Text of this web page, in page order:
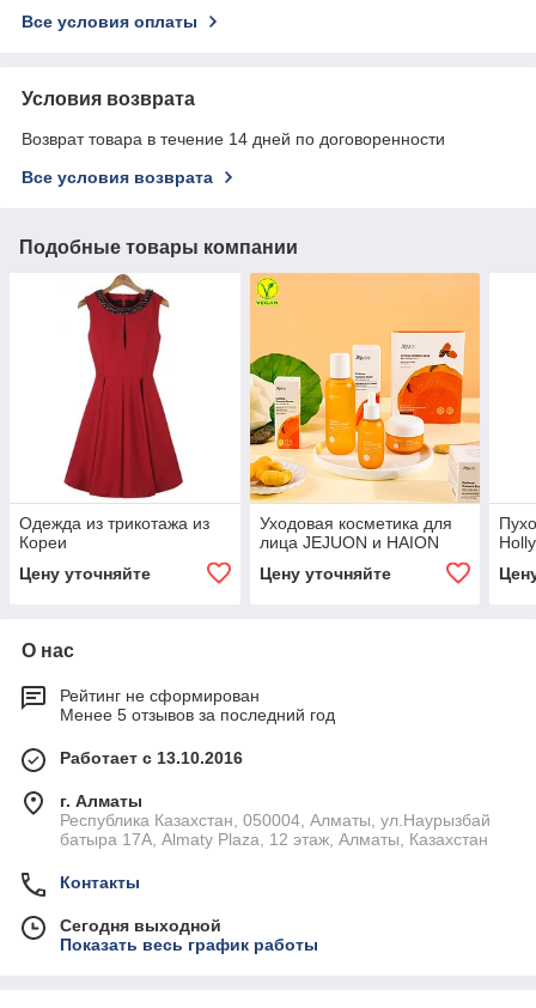
Все условия оплаты
Условия возврата
Возврат товара в течение 14 дней по договоренности
Все условия возврата
Подобные товары компании
Одежда из трикотажа из
Кореи
Цену уточняйте
Уходовая косметика для
лица JEJUON и HAION
Цену уточняйте
О нас
Рейтинг не сформирован
Менее 5 отзывов за последний год
Работает с 13.10.2016
г. Алматы
Республика Казахстан, 050004, Алматы, ул.Наурызбай
батыра 17А, Almaty Plaza, 12 этаж, Алматы, Казахстан
Контакты
Сегодня выходной
Показать весь график работы